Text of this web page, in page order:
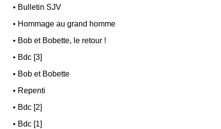
• Bulletin SJV
• Hommage au grand homme
• Bob et Bobette, le retour !
• Bdc [3]
• Bob et Bobette
• Repenti
• Bdc [2]
• Bdc [1]